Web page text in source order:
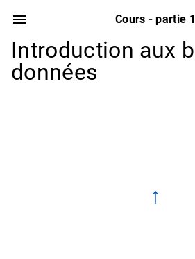
Cours - partie 1
Introduction aux
données
↑